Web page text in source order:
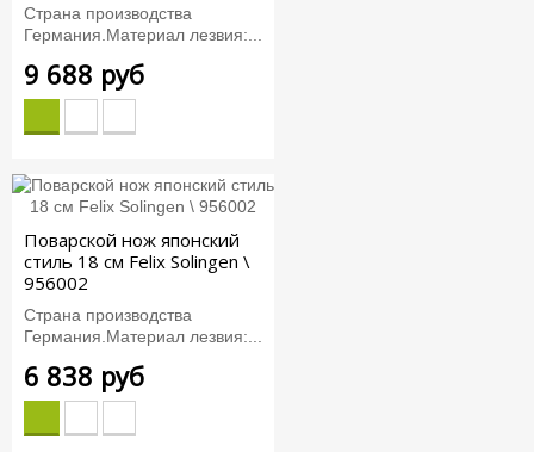
Страна производства
Германия.Материал лезвия:...
9 688 руб
Поварской нож японский
стиль 18 см Felix Solingen \
956002
Страна производства
Германия.Материал лезвия:...
6 838 руб